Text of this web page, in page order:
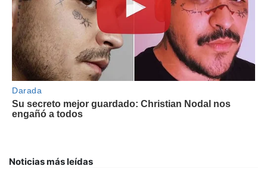
Noticias más leídas